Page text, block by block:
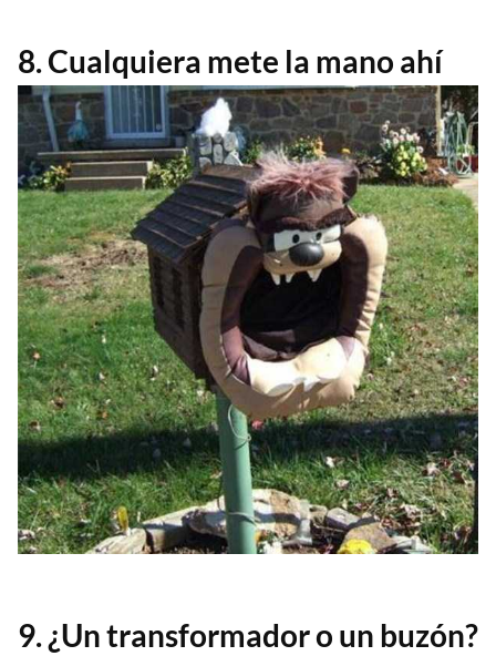
8. Cualquiera mete la mano ahí
9. ¿Un transformador o un buzón?